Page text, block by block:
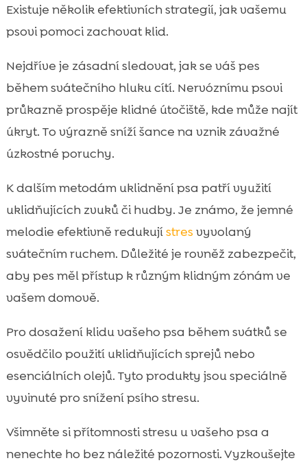
Existuje několik efektivních strategií, jak vašemu
psovi pomoci zachovat klid.
Nejdříve je zásadní sledovat, jak se váš pes
během svátečního hluku cítí. Nervóznímu psovi
průkazně prospěje klidné útočiště, kde může najít
úkryt. To výrazně sníží šance na vznik závažné
úzkostné poruchy.
K dalším metodám uklidnění psa patří využití
uklidňujících zvuků či hudby. Je známo, že jemné
melodie efektivně redukujístres vyvolaný
svátečním ruchem. Důležité je rovněž zabezpečit,
aby pes měl přístup k různým klidným zónám ve
vašem domově.
Pro dosažení klidu vašeho psa během svátků se
osvědčilo použití uklidňujících sprejů nebo
esenciálních olejů. Tyto produkty jsou speciálně
vyvinuté pro snížení psího stresu.
Všimněte si přítomnosti stresu u vašeho psa a
nenechte ho bez náležité pozornosti. Vyzkoušejte